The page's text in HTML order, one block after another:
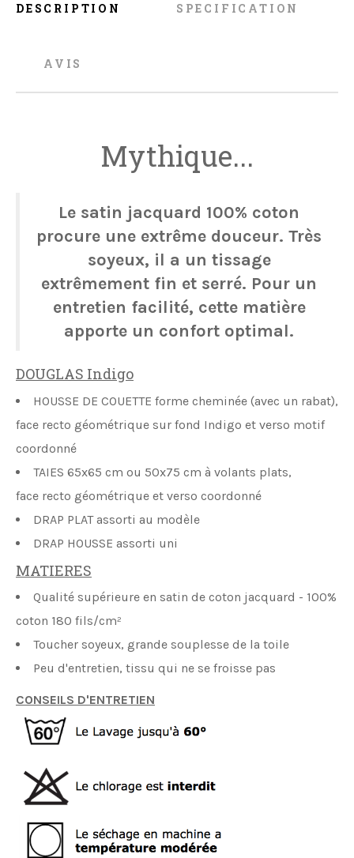
DESCRIPTION SPECIFICATION
AVIS
Mythique...
Le satin jacquard 100% coton
procure une extrême douceur. Très
soyeux, il a un tissage
extrêmement fin et serré. Pour un
entretien facilité, cette matière
apporte un confort optimal.
DOUGLAS Indigo
HOUSSE DE COUETTE forme cheminée (avec un rabat),
face recto géométrique sur fond Indigo et verso motif
coordonné
TAIES 65x65 cm ou 50x75 cm à volants plats,
face recto géométrique et verso coordonné
DRAP PLATassorti au modèle
DRAP HOUSSE assorti uni
MATIERES
Qualité supérieure en satin de coton jacquard - 100%
coton 180 fils/cm²
Toucher soyeux, grande souplesse de la toile
Peu d'entretien, tissu qui ne se froisse pas
CONSEILS D'ENTRETIEN